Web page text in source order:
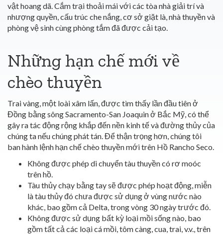
vật hoang dã. Cắm trại thoải mái với các tòa nhà giải trí và
nhượng quyền, cấu trúc che nắng, cơ sở giặt là, nhà thuyền và
phòng vệ sinh cùng phòng tắm đã được cải tạo.
Những hạn chế mới về
chèo thuyền
Trai vàng, một loài xâm lấn, được tìm thấy lần đầu tiên ở
Đồng bằng sông Sacramento-San Joaquin ở Bắc Mỹ, có thể
gây ra tác động rộng khắp đến nền kinh tế và đường thủy của
chúng ta nếu chúng phát tán. Để thận trọng hơn, chúng tôi
ban hành lệnh hạn chế chèo thuyền mới trên Hồ Rancho Seco.
Không được phép di chuyển tàu thuyền có rơ moóc
trên hồ.
Tàu thủy chạy bằng tay sẽ được phép hoạt động, miễn
là tàu thủy đó chưa được sử dụng ở vùng nước nào
khác, bao gồm cả Delta, trong vòng 30 ngày trước đó.
Không được sử dụng bất kỳ loại mồi sống nào, bao
gồm tất cả các loại cá mồi, tôm càng, cua, trai, v.v., trên